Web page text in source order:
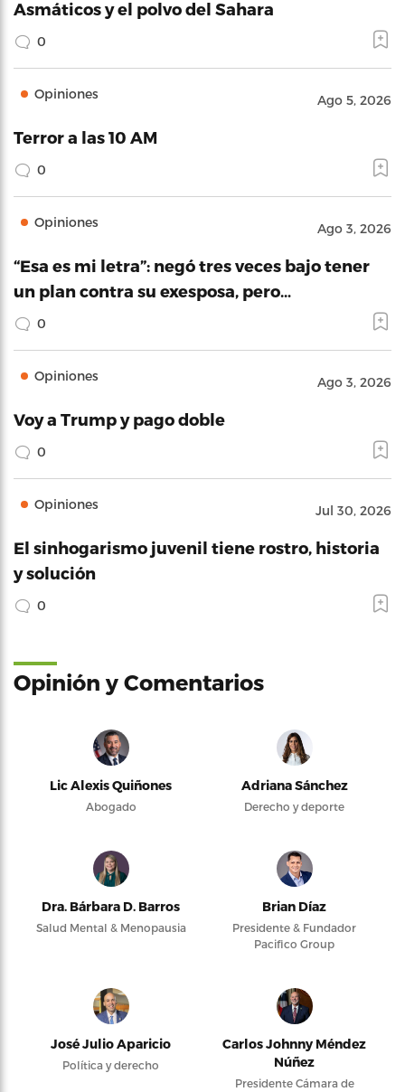
Asmáticos y el polvo del Sahara
0
Opiniones Ago 5, 2026
Terror a las 10 AM
0
Opiniones Ago 3, 2026
“Esa es mi letra”: negó tres veces bajo tener
un plan contra su exesposa, pero…
0
Opiniones Ago 3, 2026
Voy a Trump y pago doble
0
Opiniones Jul 30, 2026
El sinhogarismo juvenil tiene rostro, historia
y solución
0
Opinión y Comentarios
Lic Alexis Quiñones
Abogado
Adriana Sánchez
Derecho y deporte
Dra. Bárbara D. Barros
Salud Mental & Menopausia
Brian Díaz
Presidente & Fundador
Pacifico Group
José Julio Aparicio
Política y derecho
Carlos Johnny Méndez
Núñez
Presidente Cámara de